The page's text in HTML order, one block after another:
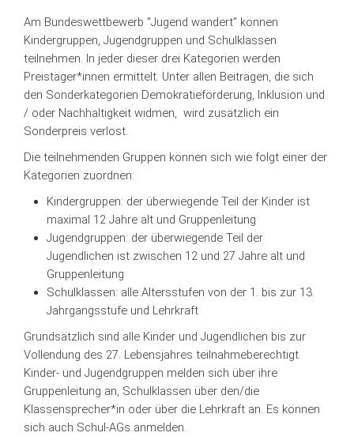
Am Bundeswettbewerb "Jugend wandert" können
Kindergruppen, Jugendgruppen und Schulklassen
teilnehmen. In jeder dieser drei Kategorien werden
Preistäger*innen ermittelt. Unter allen Beiträgen, die sich
den Sonderkategorien Demokratieförderung, Inklusion und
/ oder Nachhaltigkeit widmen, wird zusätzlich ein
Sonderpreis verlost.
Die teilnehmenden Gruppen können sich wie folgt einer der
Kategorien zuordnen:
Kindergruppen: der überwiegende Teil der Kinder ist
maximal 12 Jahre alt und Gruppenleitung
Jugendgruppen: der überwiegende Teil der
Jugendlichen ist zwischen 12 und 27 Jahre alt und
Gruppenleitung
Schulklassen: alle Altersstufen von der 1. bis zur 13.
Jahrgangsstufe und Lehrkraft
Grundsätzlich sind alle Kinder und Jugendlichen bis zur
Vollendung des 27. Lebensjahres teilnahmeberechtigt.
Kinder- und Jugendgruppen melden sich über ihre
Gruppenleitung an, Schulklassen über den/die
Klassensprecher*in oder über die Lehrkraft an. Es können
sich auch Schul-AGs anmelden.